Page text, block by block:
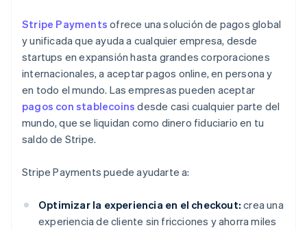
Stripe Payments ofrece una solución de pagos global
y unificada que ayuda a cualquier empresa, desde
startups en expansión hasta grandes corporaciones
internacionales, a aceptar pagos online, en persona y
en todo el mundo. Las empresas pueden aceptar
pagos con stablecoins desde casi cualquier parte del
mundo, que se liquidan como dinero fiduciario en tu
saldo de Stripe.
Stripe Payments puede ayudarte a:
Optimizar la experiencia en el checkout: crea una
experiencia de cliente sin fricciones y ahorra miles